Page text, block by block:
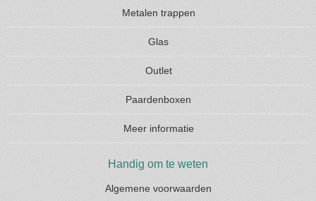
Metalen trappen
Glas
Outlet
Paardenboxen
Meer informatie
Handig om te weten
Algemene voorwaarden